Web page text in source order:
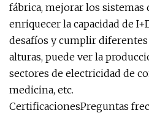
fábrica, mejorar los sistemas
enriquecer la capacidad de
desafíos y cumplir diferentes
alturas, puede ver la
sectores de electricidad de
medicina, etc.
CertificacionesPreguntas